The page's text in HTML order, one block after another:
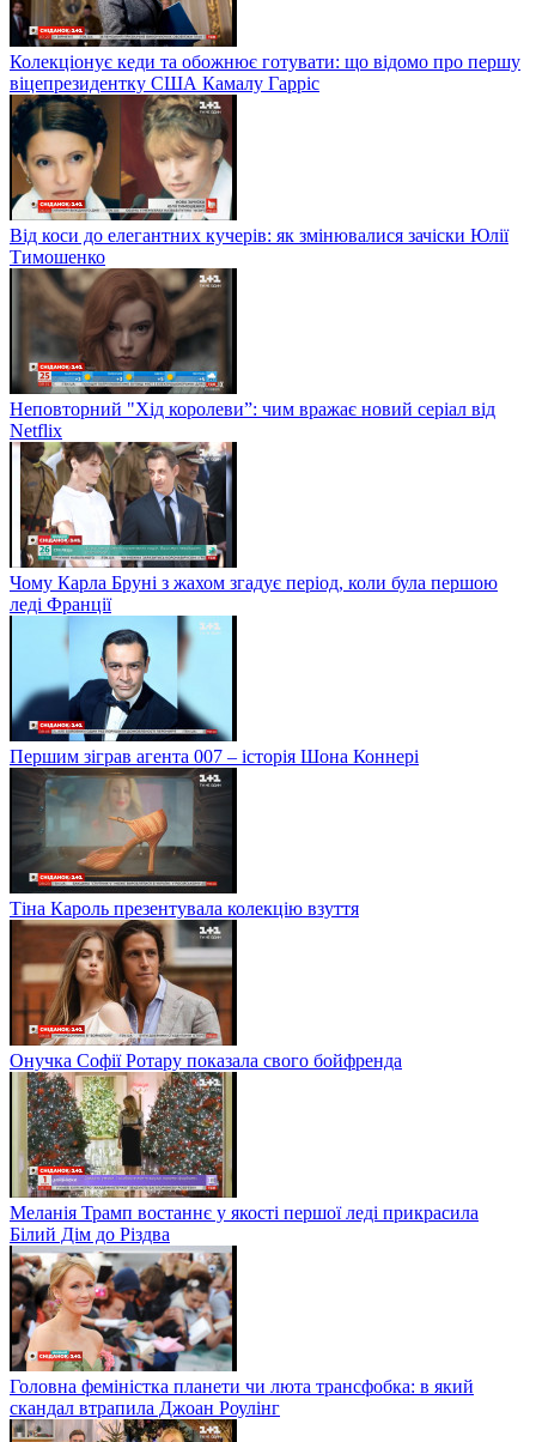
Колекціонує кеди та обожнює готувати: що відомо про першу
віцепрезидентку США Камалу Гарріс
Від коси до елегантних кучерів: як змінювалися зачіски Юлії
Тимошенко
Неповторний "Хід королеви”: чим вражає новий серіал від
Netflix
Чому Карла Бруні з жахом згадує період, коли була першою
леді Франції
Першим зіграв агента 007 – історія Шона Коннері
Тіна Кароль презентувала колекцію взуття
Онучка Софії Ротару показала свого бойфренда
Меланія Трамп востаннє у якості першої леді прикрасила
Білий Дім до Різдва
Головна феміністка планети чи люта трансфобка: в який
скандал втрапила Джоан Роулінг